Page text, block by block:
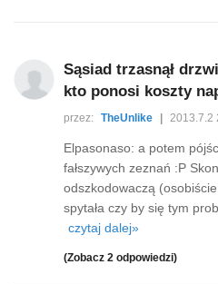
Sąsiad trzasnął
kto ponosi koszty
przez: TheUnlike 2013.7.2
Elpasonaso: a potem
fałszywych zeznań :P
odszkodowaczą
spytała czy by się tym
czytaj dalej»
(Zobacz 2 odpowiedzi)